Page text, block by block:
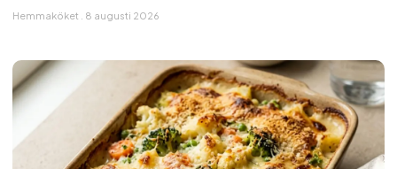
Hemmaköket 8 augusti 2026